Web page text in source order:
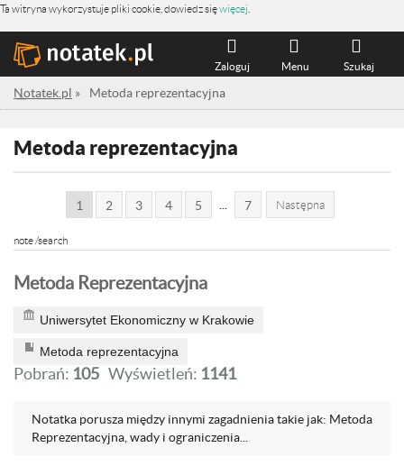
Ta witryna wykorzystuje pliki cookie, dowiedz sięwięcej
Szukaj
Menu
Zaloguj
Notatek.pl » Metoda reprezentacyjna
Metoda reprezentacyjna
1 2 3 4 5 7 Następna
note /search
Metoda Reprezentacyjna
Uniwersytet Ekonomiczny w Krakowie
Metoda reprezentacyjna
Pobrań: 105 Wyświetleń: 1141
Notatka porusza między innymi zagadnienia takie jak: Metoda
Reprezentacyjna, wady i ograniczenia...